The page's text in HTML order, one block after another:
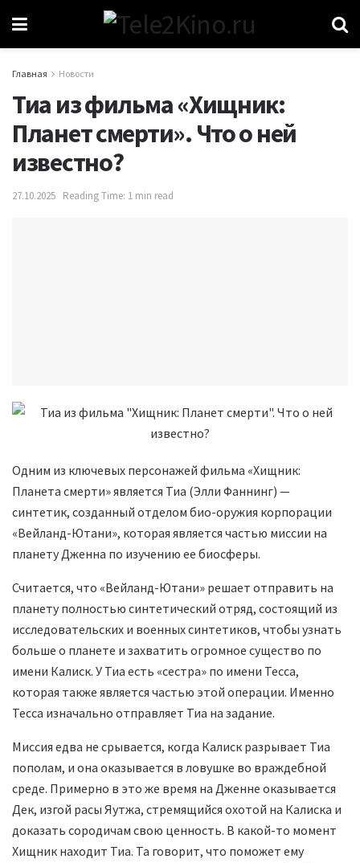
Главная Новости
Тиа из фильма «Хищник:
Планет смерти». Что о ней
известно?
27.10.2025 Reading Time: 1 min read
Одним из ключевых персонажей фильма «Хищник:
Планета смерти» является Тиа (Элли Фаннинг) —
синтетик, созданный отделом био-оружия корпорации
«Вейланд-Ютани», которая является частью миссии на
планету Дженна по изучению ее биосферы.
Считается, что «Вейланд-Ютани» решает отправить на
планету полностью синтетический отряд, состоящий из
исследовательских и военных синтетиков, чтобы узнать
больше о планете и захватить огромное существо по
имени Калиск. У Тиа есть «сестра» по имени Тесса,
которая также является частью этой операции. Именно
Тесса изначально отправляет Тиа на задание.
Миссия едва не срывается, когда Калиск разрывает Тиа
пополам, и она оказывается в ловушке во враждебной
среде. Примерно в это же время на Дженне оказывается
Дек, изгой расы Яутжа, стремящийся охотой на Калиска и
доказать сородичам свою ценность. В какой-то момент
Хищник находит Тиа. Та говорит, что поможет ему